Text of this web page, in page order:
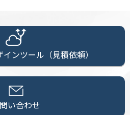
ンツール（見積依頼）
い合わせ